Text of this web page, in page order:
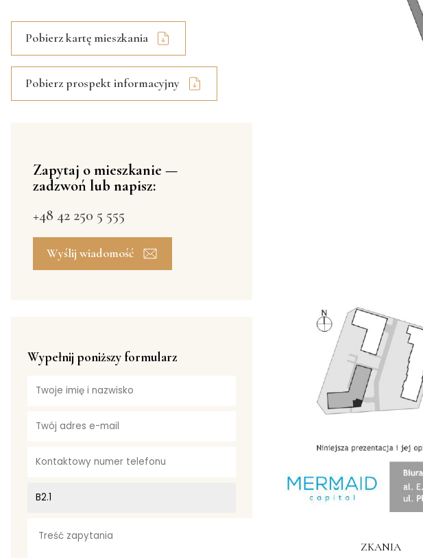
Pobierz kartę mieszkania
Pobierz prospekt informacyjny
Zapytaj o mieszkanie —
zadzwoń lub napisz:
+48 42 250 5 555
Wyślij wiadomość
Wypełnij poniższy formularz
HISTORIA CEN MIESZKANIA